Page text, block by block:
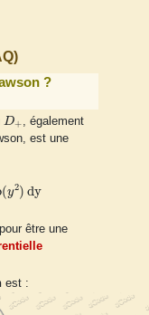
?
D+
D+
, également
est une
(y2) dy
être une
est :